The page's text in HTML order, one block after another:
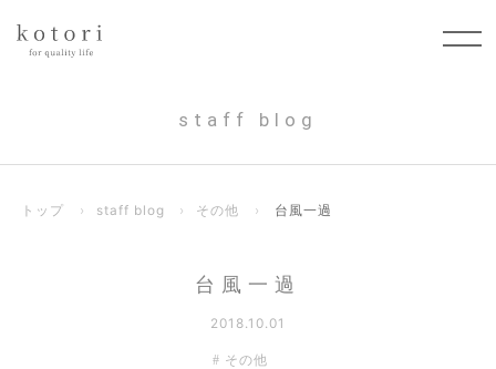
staff blog
トップ › staff blog › その他 › 台風一過
台風一過
2018.10.01
その他